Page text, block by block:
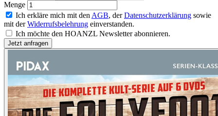
Menge
Ich erkläre mich mit den AGB, derDatenschutzerklärung sowie
mit derWiderrufsbelehrung einverstanden.
Ich möchte den HOANZL Newsletter abonnieren.